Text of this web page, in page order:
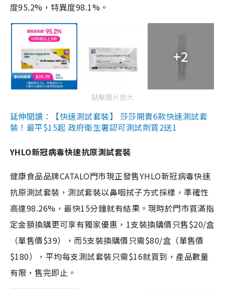
度95.2%，特異度98.1%。
+2
點擊圖片放大
延伸閱讀：【快速測試套裝】 莎莎開賣6款快速測試套
裝！最平$15起 政府衛生署認可測試劑買2送1
YHLO新冠病毒快速抗原測試套裝
健康食品品牌CATALO門市現正發售YHLO新冠病毒快速
抗原測試套裝，測試套裝以鼻咽拭子方式採樣，準確性
高達98.26%，最快15分鐘就有結果。現時於門市買滿指
定金額換購更可享有獨家優惠，1支裝換購價只售$20/盒
（單售價$39），而5支裝換購價只需$80/盒（單售價
$180），平均每支測試套裝只需$16就買到，產品數量
有限，售完即止。